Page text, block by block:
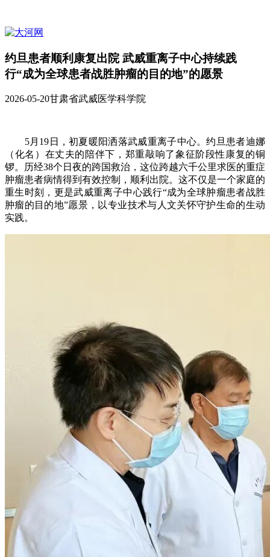
约旦患者顺利康复出院 武威重离子中心持续践
行“成为全球患者战胜肿瘤的目的地”的愿景
2026-05-20甘肃省武威医学科学院
5月19日，初夏暖阳洒落武威重离子中心。约旦患者迪娜
（化名）在丈夫的陪伴下，郑重敲响了象征阶段性康复的铜
锣。历经38个日夜的跨国救治，这位跨越六千公里求医的重症
肿瘤患者病情得到有效控制，顺利出院。这不仅是一个家庭的
重生时刻，更是武威重离子中心践行“成为全球肿瘤患者战胜
肿瘤的目的地”愿景，以专业技术与人文关怀守护生命的生动
实践。